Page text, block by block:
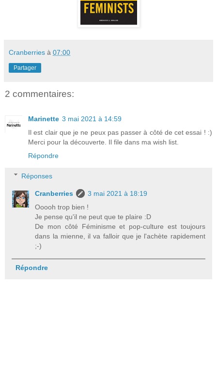
Cranberries à 07:00
Partager
2 commentaires:
Marinette 3 mai 2021 à 14:59
Il est clair que je ne peux pas passer à côté de cet essai ! :)
Merci pour la découverte. Il file dans ma wish list.
Répondre
Réponses
Cranberries
3 mai 2021 à 18:19
Ooooh trop bien !
Je pense qu'il ne peut que te plaire :D
De mon côté Féminisme et pop-culture est toujours
dans la mienne, il va falloir que je l'achète rapidement
;-)
Répondre